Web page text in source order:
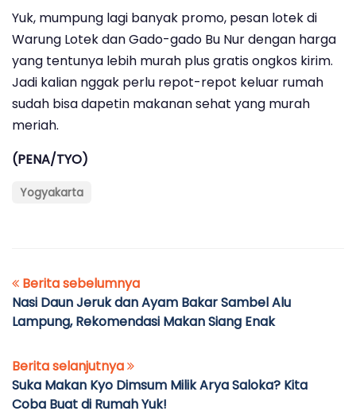
Yuk, mumpung lagi banyak promo, pesan lotek di
Warung Lotek dan Gado-gado Bu Nur dengan harga
yang tentunya lebih murah plus gratis ongkos kirim.
Jadi kalian nggak perlu repot-repot keluar rumah
sudah bisa dapetin makanan sehat yang murah
meriah.
(PENA/TYO)
Yogyakarta
Berita sebelumnya
Nasi Daun Jeruk dan Ayam Bakar Sambel Alu
Lampung, Rekomendasi Makan Siang Enak
Berita selanjutnya
Suka Makan Kyo Dimsum Milik Arya Saloka? Kita
Coba Buat di Rumah Yuk!